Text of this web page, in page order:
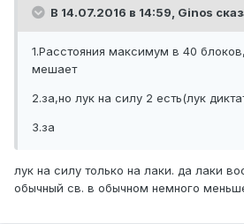
В 14.07.2016 в 14:59, Ginos
1.Расстояния максимум в 40
мешает
2.за,но лук на силу 2 есть(лук
3.за
лук на силу только на лаки. да лаки
обычный св. в обычном немного